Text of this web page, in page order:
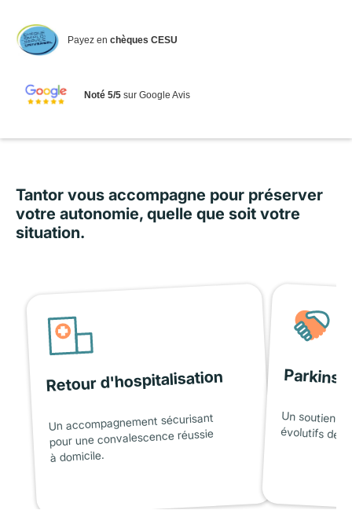
Payez en chèques CESU
Noté 5/5sur Google Avis
Tantor vous accompagne pour préserver
votre autonomie, quelle que soit votre
situation.
Retour d'hospitalisation
Un accompagnement sécurisant
pour une convalescence réussie
à domicile.
Un soutien
évolutifs de